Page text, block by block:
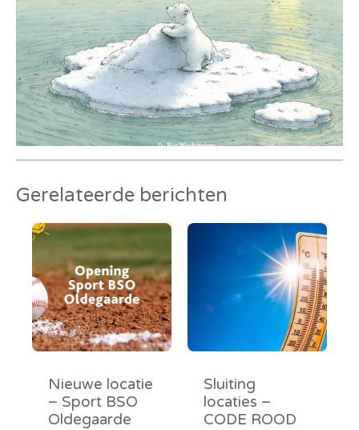
Gerelateerde berichten
Nieuwe locatie
– Sport BSO
Oldegaarde
Sluiting
locaties –
CODE ROOD